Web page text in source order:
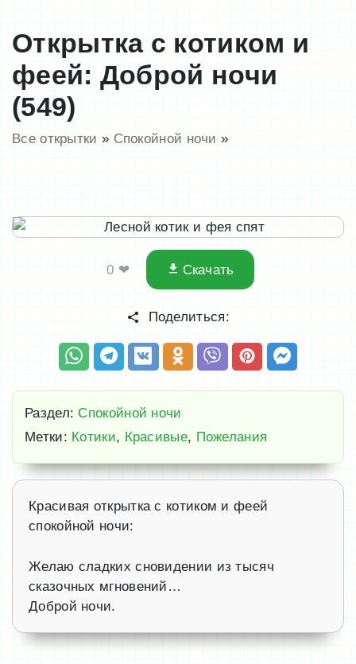
Открытка с котиком и
феей: Доброй ночи
(549)
Все открытки » Спокойной ночи »
0 ❤ Скачать
Поделиться:
Раздел: Спокойной ночи
Метки: Котики, Красивые, Пожелания
Красивая открытка с котиком и феей
спокойной ночи:
Желаю сладких сновидении из тысяч
сказочных мгновений…
Доброй ночи.